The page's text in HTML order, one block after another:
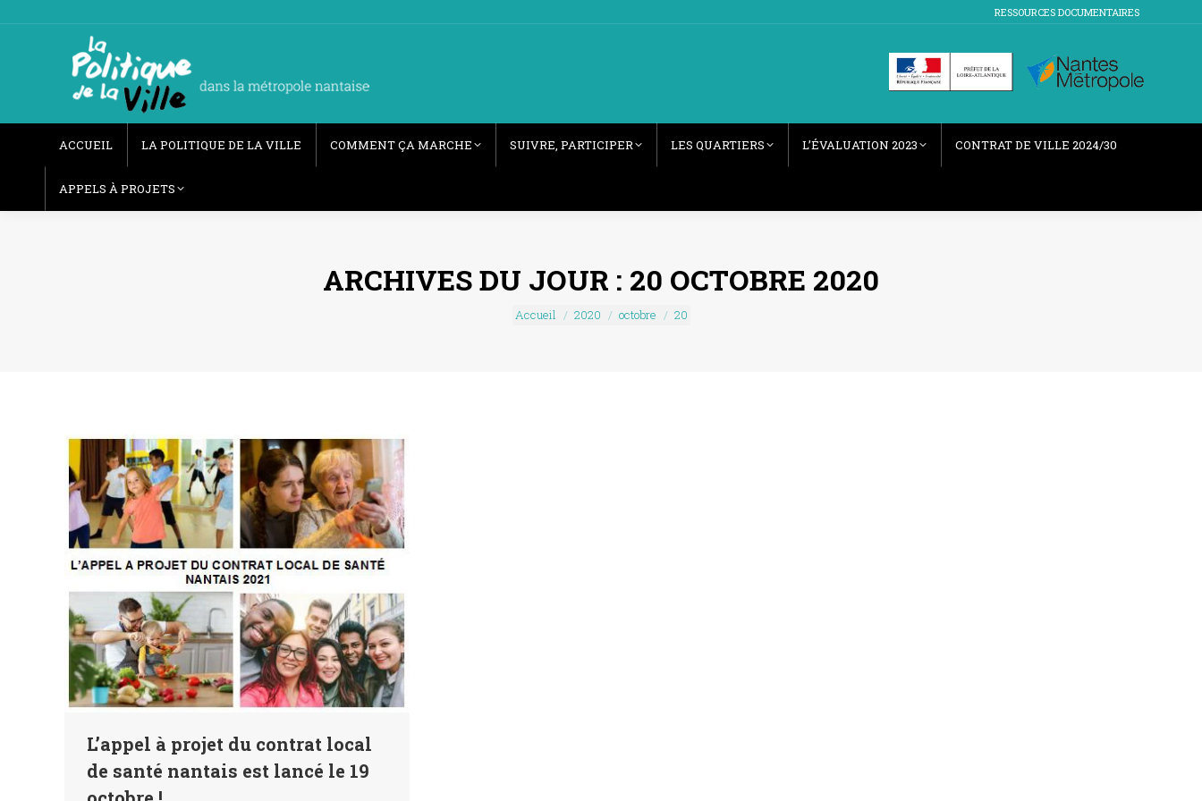
RESSOURCES DOCUMENTAIRES
ACCUEIL LA POLITIQUE DE LA VILLE COMMENT ÇA MARCHE SUIVRE, PARTICIPER LES QUARTIERS L’ÉVALUATION 2023 CONTRAT DE VILLE 2024/30
APPELS À PROJETS
ARCHIVES DU JOUR : 20 OCTOBRE 2020
Vous êtes ici :
Accueil 2020 octobre 20
L’appel à projet du contrat local
de santé nantais est lancé le 19